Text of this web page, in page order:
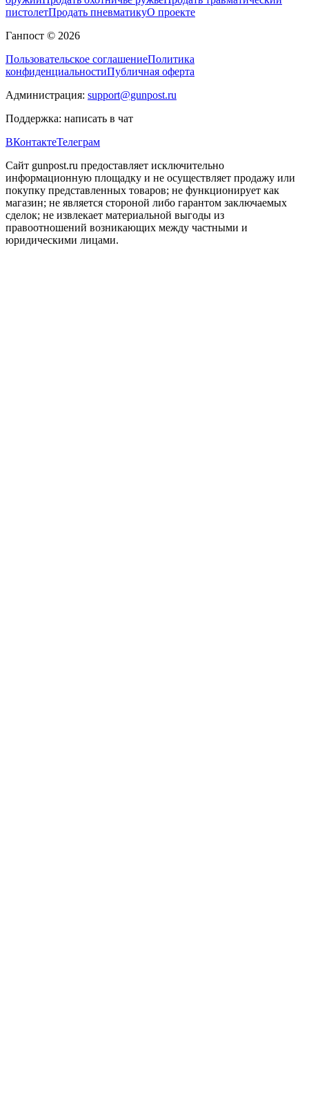
пистолетПродать пневматикуО проекте
Ганпост © 2026
Пользовательское соглашениеПолитика
конфиденциальностиПубличная оферта
Администрация: support@gunpost.ru
Поддержка: написать в чат
ВКонтактеТелеграм
Сайт gunpost.ru предоставляет исключительно
информационную площадку и не осуществляет продажу или
покупку представленных товаров; не функционирует как
магазин; не является стороной либо гарантом заключаемых
сделок; не извлекает материальной выгоды из
правоотношений возникающих между частными и
юридическими лицами.